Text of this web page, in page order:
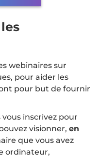
webinaires sur
pour aider les
pour but de fournir
vous inscrivez pour
visionner,en
que vous avez
ordinateur,